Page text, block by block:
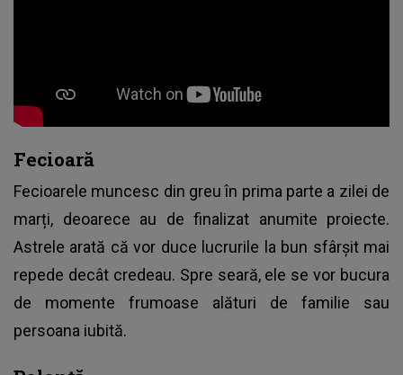
Fecioară
Fecioarele muncesc din greu în prima parte a zilei de
marți, deoarece au de finalizat anumite proiecte.
Astrele arată că vor duce lucrurile la bun sfârșit mai
repede decât credeau. Spre seară, ele se vor bucura
de momente frumoase alături de familie sau
persoana iubită.